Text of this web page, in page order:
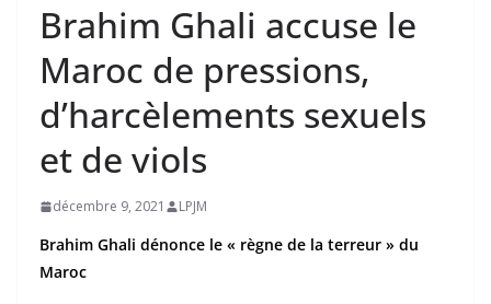
Brahim Ghali accuse le
Maroc de pressions,
d’harcèlements sexuels
et de viols
décembre 9, 2021 LPJM
Brahim Ghali dénonce le « règne de la terreur » du
Maroc